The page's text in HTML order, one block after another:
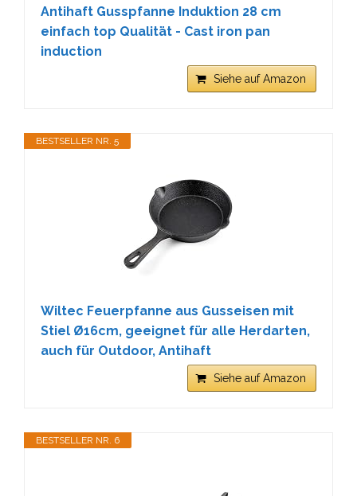
Antihaft Gusspfanne Induktion 28 cm
einfach top Qualität - Cast iron pan
induction
Siehe auf Amazon
BESTSELLER NR. 5
Wiltec Feuerpfanne aus Gusseisen mit
Stiel Ø16cm, geeignet für alle Herdarten,
auch für Outdoor, Antihaft
Siehe auf Amazon
BESTSELLER NR. 6